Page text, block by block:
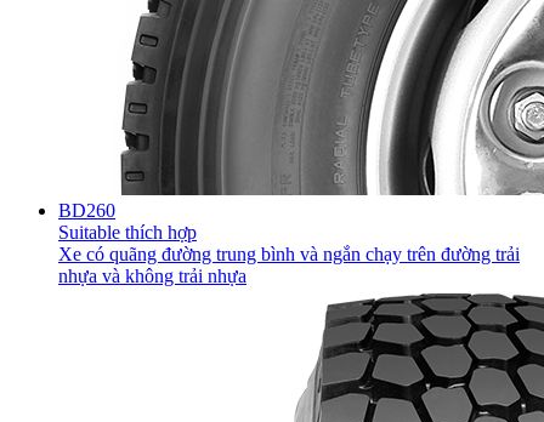
BD260
Suitable thích hợp
Xe có quãng đường trung bình và ngắn chạy trên đường trải
nhựa và không trải nhựa